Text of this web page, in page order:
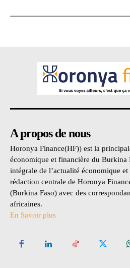
A propos de nous
Horonya Finance(HF)) est la
économique et financière du Burkina
intégrale de l’actualité économique
rédaction centrale de Horonya
(Burkina Faso) avec des
africaines.
En Savoir plus